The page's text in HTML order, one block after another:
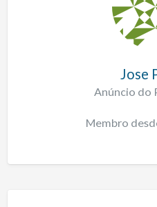
Jose
Anúncio do
Membro